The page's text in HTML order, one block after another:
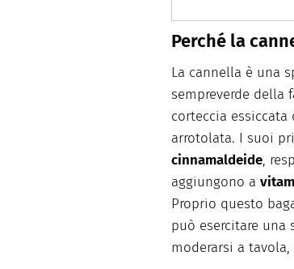
Perché la
La cannella è una
sempreverde della
corteccia
arrotolata. I suoi
cinnamaldeide,
aggiungono a
Proprio questo
può esercitare
moderarsi a